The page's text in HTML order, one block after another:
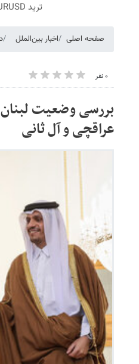
ترید EURUSD با اسپرد از صفر پیپ
صفحه اصلی اخبار بین‌الملل
۰ نفر
بررسی وضعیت لبنان
عراقچی و آل ثانی